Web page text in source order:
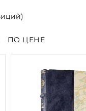
ПО ЦЕНЕ